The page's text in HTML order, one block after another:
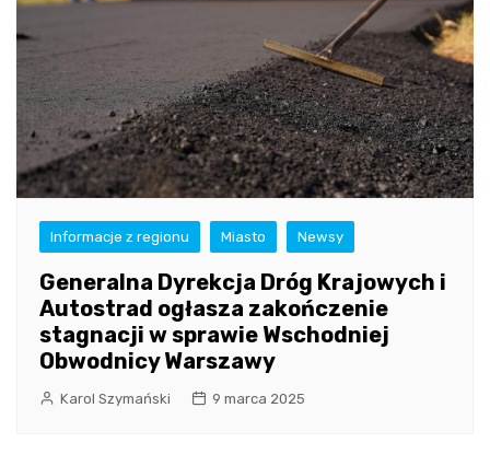
Informacje z regionu Miasto Newsy
Generalna Dyrekcja Dróg Krajowych i
Autostrad ogłasza zakończenie
stagnacji w sprawie Wschodniej
Obwodnicy Warszawy
Karol Szymański 9 marca 2025